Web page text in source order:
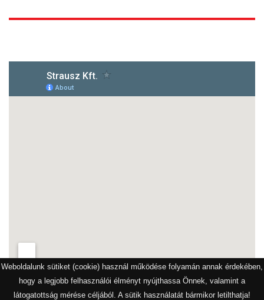
Weboldalunk sütiket (cookie) használ működése folyamán annak érdekében,
hogy a legjobb felhasználói élményt nyújthassa Önnek, valamint a
látogatottság mérése céljából. A sütik használatát bármikor letilthatja!